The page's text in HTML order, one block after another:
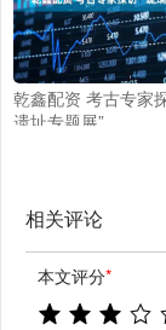
乾鑫配资 考古专家
遗址专题展”
相关评论
本文评分*